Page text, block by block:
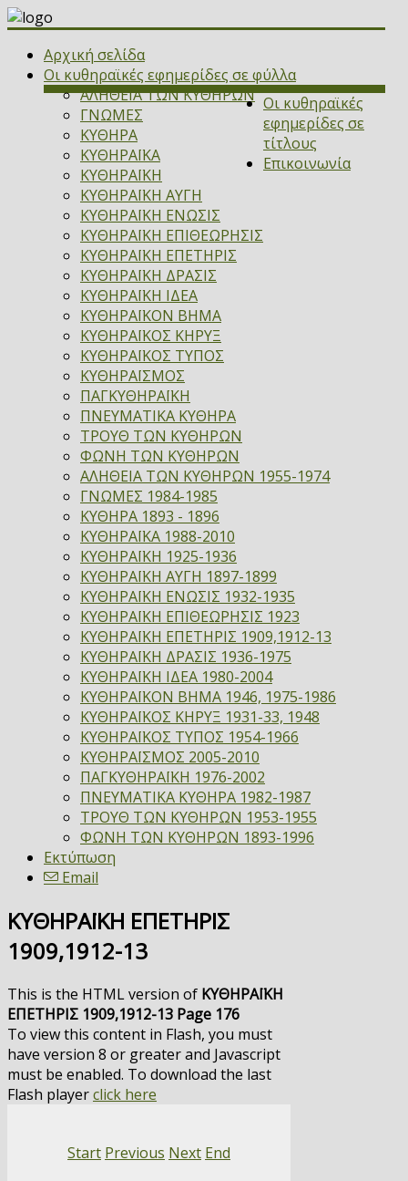
Αρχική σελίδα
Οι κυθηραϊκές εφημερίδες σε φύλλα
ΑΛΗΘΕΙΑ ΤΩΝ ΚΥΘΗΡΩΝ
ΓΝΩΜΕΣ
ΚΥΘΗΡΑ
ΚΥΘΗΡΑΪΚΑ
ΚΥΘΗΡΑΪΚΗ
ΚΥΘΗΡΑΪΚΗ ΑΥΓΗ
ΚΥΘΗΡΑΪΚΗ ΕΝΩΣΙΣ
ΚΥΘΗΡΑΪΚΗ ΕΠΙΘΕΩΡΗΣΙΣ
ΚΥΘΗΡΑΪΚΗ ΕΠΕΤΗΡΙΣ
ΚΥΘΗΡΑΪΚΗ ΔΡΑΣΙΣ
ΚΥΘΗΡΑΪΚΗ ΙΔΕΑ
ΚΥΘΗΡΑΪΚΟΝ ΒΗΜΑ
ΚΥΘΗΡΑΪΚΟΣ ΚΗΡΥΞ
ΚΥΘΗΡΑΪΚΟΣ ΤΥΠΟΣ
ΚΥΘΗΡΑΪΣΜΟΣ
ΠΑΓΚΥΘΗΡΑΪΚΗ
ΠΝΕΥΜΑΤΙΚΑ ΚΥΘΗΡΑ
ΤΡΟΥΘ ΤΩΝ ΚΥΘΗΡΩΝ
ΦΩΝΗ ΤΩΝ ΚΥΘΗΡΩΝ
Οι κυθηραϊκές
εφημερίδες σε
τίτλους
ΑΛΗΘΕΙΑ ΤΩΝ ΚΥΘΗΡΩΝ 1955-1974
ΓΝΩΜΕΣ 1984-1985
ΚΥΘΗΡΑ 1893 - 1896
ΚΥΘΗΡΑΪΚΑ 1988-2010
ΚΥΘΗΡΑΪΚΗ 1925-1936
ΚΥΘΗΡΑΪΚΗ ΑΥΓΗ 1897-1899
ΚΥΘΗΡΑΪΚΗ ΕΝΩΣΙΣ 1932-1935
ΚΥΘΗΡΑΪΚΗ ΕΠΙΘΕΩΡΗΣΙΣ 1923
ΚΥΘΗΡΑΪΚΗ ΕΠΕΤΗΡΙΣ 1909,1912-13
ΚΥΘΗΡΑΪΚΗ ΔΡΑΣΙΣ 1936-1975
ΚΥΘΗΡΑΪΚΗ ΙΔΕΑ 1980-2004
ΚΥΘΗΡΑΪΚΟΝ ΒΗΜΑ 1946, 1975-1986
ΚΥΘΗΡΑΪΚΟΣ ΚΗΡΥΞ 1931-33, 1948
ΚΥΘΗΡΑΪΚΟΣ ΤΥΠΟΣ 1954-1966
ΚΥΘΗΡΑΪΣΜΟΣ 2005-2010
ΠΑΓΚΥΘΗΡΑΪΚΗ 1976-2002
ΠΝΕΥΜΑΤΙΚΑ ΚΥΘΗΡΑ 1982-1987
ΤΡΟΥΘ ΤΩΝ ΚΥΘΗΡΩΝ 1953-1955
ΦΩΝΗ ΤΩΝ ΚΥΘΗΡΩΝ 1893-1996
Επικοινωνία
Εκτύπωση
Email
ΚΥΘΗΡΑΪΚΗ ΕΠΕΤΗΡΙΣ
1909,1912-13
This is the HTML version of ΚΥΘΗΡΑΪΚΗ
ΕΠΕΤΗΡΙΣ 1909,1912-13 Page 176
To view this content in Flash, you must
have version 8 or greater and Javascript
must be enabled. To download the last
Flash playerclick here
Start Previous Next End